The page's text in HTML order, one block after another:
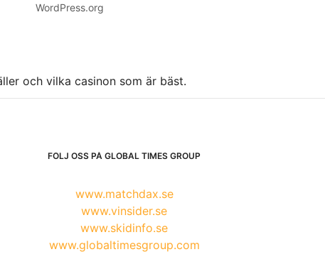
WordPress.org
och vilka casinon som är bäst.
FÖLJ OSS PÅ GLOBAL TIMES GROUP
www.matchdax.se
www.vinsider.se
www.skidinfo.se
www.globaltimesgroup.com